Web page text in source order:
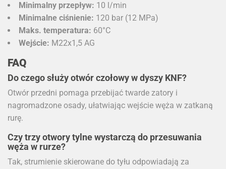
Minimalny przepływ: 10 l/min
Minimalne ciśnienie: 120 bar (12 MPa)
Maks. temperatura: 60°C
Wejście: M22x1,5 AG
FAQ
Do czego służy otwór czołowy w dyszy KNF?
Otwór przedni pomaga przebijać twarde zatory i
nagromadzone osady, ułatwiając wejście węża w zatkaną
rurę.
Czy trzy otwory tylne wystarczą do przesuwania
węża w rurze?
Tak, strumienie skierowane do tyłu odpowiadają za